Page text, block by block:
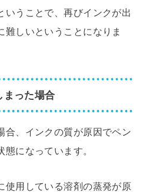
いうことで、再びインクが出
難しいということになりま
まった場合
合、インクの質が原因でペン
になっています。
使用している溶剤の蒸発が原